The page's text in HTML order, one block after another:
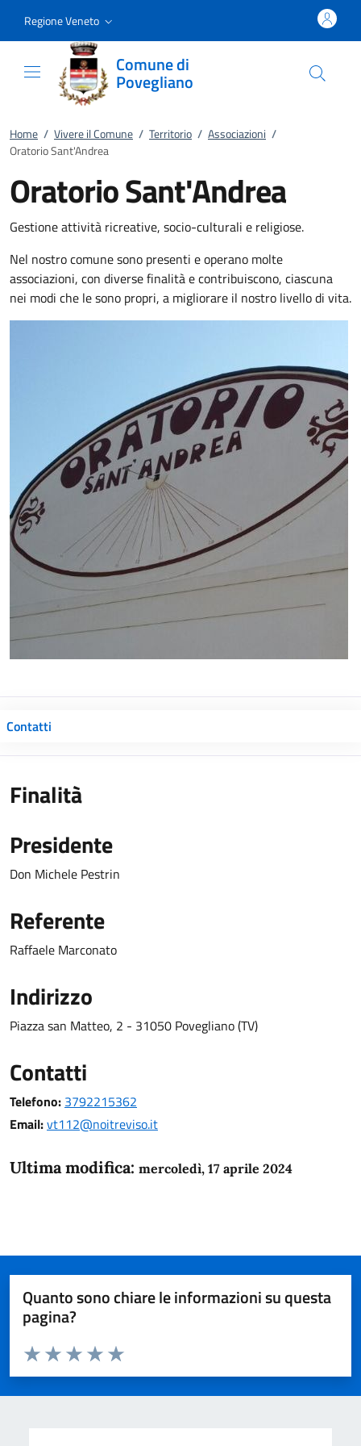
Regione Veneto
Comune di
Povegliano
Home / Vivere il Comune / Territorio / Associazioni /
Oratorio Sant'Andrea
Oratorio Sant'Andrea
Gestione attività ricreative, socio-culturali e religiose.
Nel nostro comune sono presenti e operano molte
associazioni, con diverse finalità e contribuiscono, ciascuna
nei modi che le sono propri, a migliorare il nostro livello di vita.
Contatti
Finalità
Presidente
Don Michele Pestrin
Referente
Raffaele Marconato
Indirizzo
Piazza san Matteo, 2 - 31050 Povegliano (TV)
Contatti
Telefono: 3792215362
Email:vt112@noitreviso.it
Ultima modifica: mercoledì, 17 aprile 2024
Quanto sono chiare le informazioni su questa
pagina?
Domanda
Valuta da 1 a 5 stelle la pagina
Valuta 5 stelle su 5
Valuta 4 stelle su 5
Valuta 3 stelle su 5
Valuta 2 stelle su 5
Valuta 1 stelle su 5